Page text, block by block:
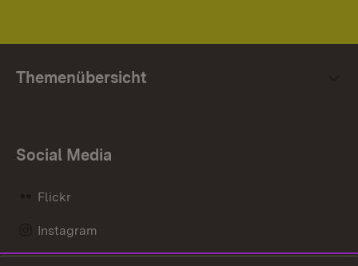
Themenübersicht
Social Media
Flickr
Instagram